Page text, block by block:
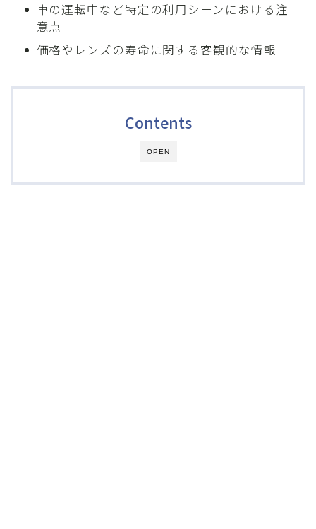
車の運転中など特定の利用シーンにおける注
意点
価格やレンズの寿命に関する客観的な情報
OPEN
Contents